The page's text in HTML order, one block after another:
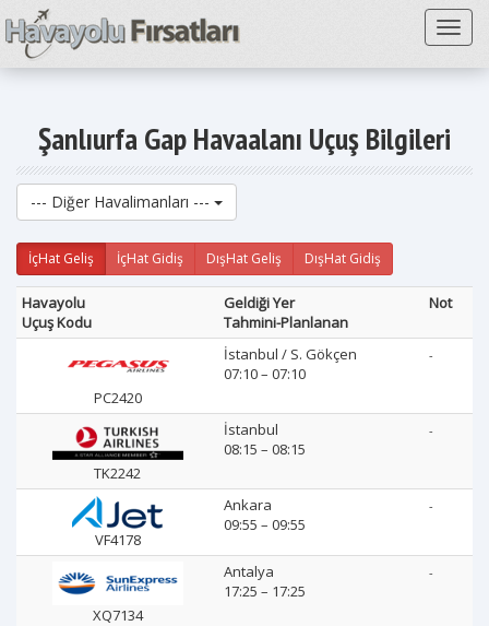
Şanlıurfa Gap Havaalanı Uçuş Bilgileri
--- Diğer Havalimanları ---
İçHat Geliş İçHat Gidiş DışHat Geliş DışHat Gidiş
Havayolu
Uçuş Kodu
Geldiği Yer
Tahmini-Planlanan
Not
PC2420
İstanbul / S. Gökçen
07:10 – 07:10
-
TK2242
İstanbul
08:15 – 08:15
-
VF4178
Ankara
09:55 – 09:55
-
XQ7134
Antalya
17:25 – 17:25
-